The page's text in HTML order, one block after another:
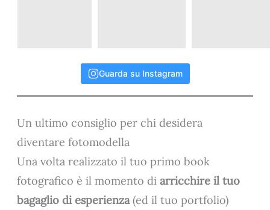
Guarda su Instagram
Un ultimo consiglio per chi desidera
diventare fotomodella
Una volta realizzato il tuo primo book
fotografico è il momento diarricchire il tuo
bagaglio di esperienza(ed il tuo portfolio)